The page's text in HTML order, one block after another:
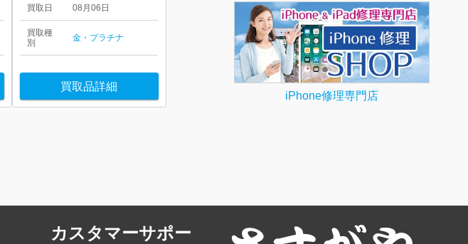
買取日 08月06日
買取種
別
金・プラチナ
買取品詳細
iPhone修理専門店
カスタマーサポー